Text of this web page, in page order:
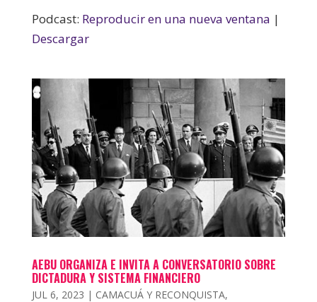
Podcast: Reproducir en una nueva ventana |
Descargar
AEBU ORGANIZA E INVITA A CONVERSATORIO SOBRE
DICTADURA Y SISTEMA FINANCIERO
JUL 6, 2023 | CAMACUÁ Y RECONQUISTA,